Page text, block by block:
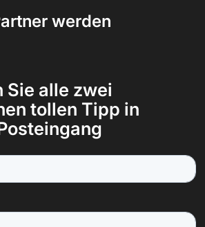
werden
Sie alle zwei
tollen Tipp in